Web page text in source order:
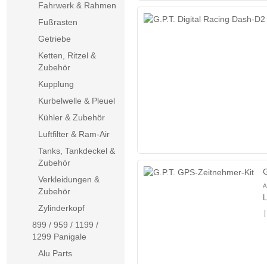
Fahrwerk & Rahmen
Fußrasten
Getriebe
Ketten, Ritzel &
Zubehör
Kupplung
Kurbelwelle & Pleuel
Kühler & Zubehör
Luftfilter & Ram-Air
Tanks, Tankdeckel &
Zubehör
Verkleidungen &
Zubehör
Zylinderkopf
899 / 959 / 1199 /
1299 Panigale
Alu Parts